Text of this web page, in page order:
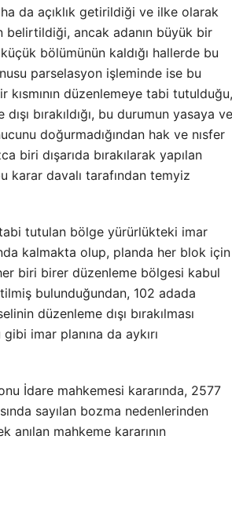
da açıklık getirildiği ve ilke olarak
belirtildiği, ancak adanın büyük bir
bölümünün kaldığı hallerde bu
parselasyon işleminde ise bu
kısmının düzenlemeye tabi tutulduğu,
bırakıldığı, bu durumun yasaya ve
doğurmadığından hak ve nısfer
biri dışarıda bırakılarak yapılan
karar davalı tarafından temyiz
tutulan bölge yürürlükteki imar
kalmakta olup, planda her blok için
biri birer düzenleme bölgesi kabul
bulunduğundan, 102 adada
düzenleme dışı bırakılması
imar planına da aykırı
İdare mahkemesi kararında, 2577
sayılan bozma nedenlerinden
mahkeme kararının